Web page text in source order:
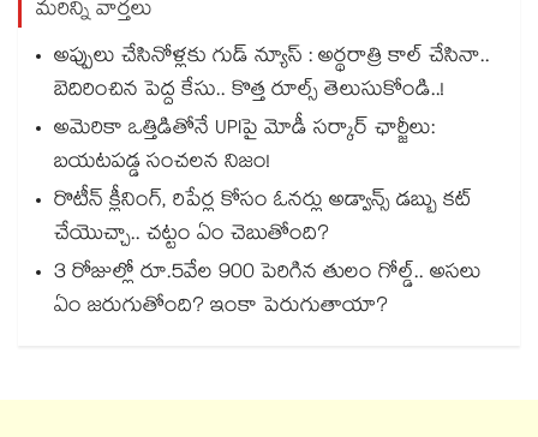
మరిన్ని వార్తలు
అప్పులు చేసినోళ్లకు గుడ్ న్యూస్ : అర్థరాత్రి కాల్ చేసినా..
బెదిరించిన పెద్ద కేసు.. కొత్త రూల్స్ తెలుసుకోండి..!
అమెరికా ఒత్తిడితోనే UPIపై మోడీ సర్కార్‌ ఛార్జీలు:
బయటపడ్డ సంచలన నిజం!
రొటీన్ క్లీనింగ్, రిపేర్ల కోసం ఓనర్లు అడ్వాన్స్ డబ్బు కట్
చేయెుచ్చా.. చట్టం ఏం చెబుతోంది?
3 రోజుల్లో రూ.5వేల 900 పెరిగిన తులం గోల్డ్.. అసలు
ఏం జరుగుతోంది? ఇంకా పెరుగుతాయా?